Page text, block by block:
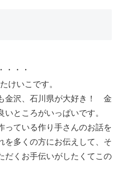
・・・
けいこです。
金沢、石川県が大好き！ 金
ところがいっぱいです。
っている作り手さんのお話を
を多くの方にお伝えして、そ
だくお手伝いがしたくてこの